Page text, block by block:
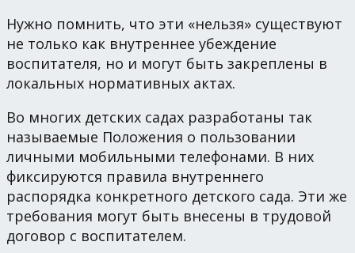
Нужно помнить, что эти «нельзя» существуют
не только как внутреннее убеждение
воспитателя, но и могут быть закреплены в
локальных нормативных актах.
Во многих детских садах разработаны так
называемые Положения о пользовании
личными мобильными телефонами. В них
фиксируются правила внутреннего
распорядка конкретного детского сада. Эти же
требования могут быть внесены в трудовой
договор с воспитателем.